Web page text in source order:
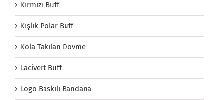
Kırmızı Buff
Kışlık Polar Buff
Kola Takılan Dövme
Lacivert Buff
Logo Baskılı Bandana